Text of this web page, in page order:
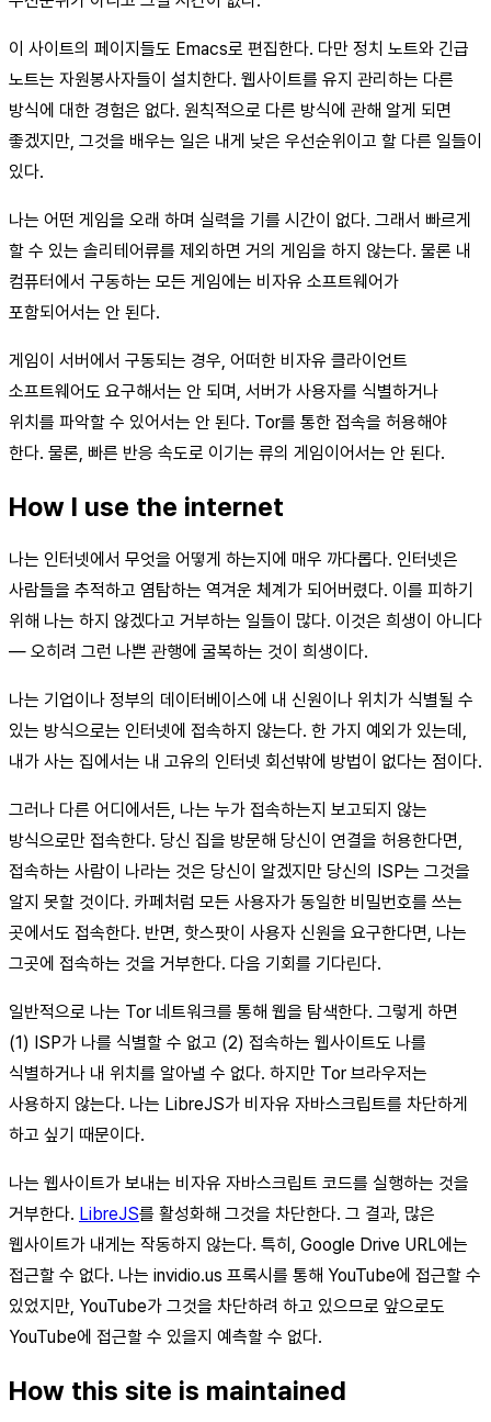
이 사이트의 페이지들도 Emacs로 편집한다. 다만 정치 노트와 긴급
노트는 자원봉사자들이 설치한다. 웹사이트를 유지 관리하는 다른
방식에 대한 경험은 없다. 원칙적으로 다른 방식에 관해 알게 되면
좋겠지만, 그것을 배우는 일은 내게 낮은 우선순위이고 할 다른 일들이
있다.
나는 어떤 게임을 오래 하며 실력을 기를 시간이 없다. 그래서 빠르게
할 수 있는 솔리테어류를 제외하면 거의 게임을 하지 않는다. 물론 내
컴퓨터에서 구동하는 모든 게임에는 비자유 소프트웨어가
포함되어서는 안 된다.
게임이 서버에서 구동되는 경우, 어떠한 비자유 클라이언트
소프트웨어도 요구해서는 안 되며, 서버가 사용자를 식별하거나
위치를 파악할 수 있어서는 안 된다. Tor를 통한 접속을 허용해야
한다. 물론, 빠른 반응 속도로 이기는 류의 게임이어서는 안 된다.
How I use the internet
나는 인터넷에서 무엇을 어떻게 하는지에 매우 까다롭다. 인터넷은
사람들을 추적하고 염탐하는 역겨운 체계가 되어버렸다. 이를 피하기
위해 나는 하지 않겠다고 거부하는 일들이 많다. 이것은 희생이 아니다
— 오히려 그런 나쁜 관행에 굴복하는 것이 희생이다.
나는 기업이나 정부의 데이터베이스에 내 신원이나 위치가 식별될 수
있는 방식으로는 인터넷에 접속하지 않는다. 한 가지 예외가 있는데,
내가 사는 집에서는 내 고유의 인터넷 회선밖에 방법이 없다는 점이다.
그러나 다른 어디에서든, 나는 누가 접속하는지 보고되지 않는
방식으로만 접속한다. 당신 집을 방문해 당신이 연결을 허용한다면,
접속하는 사람이 나라는 것은 당신이 알겠지만 당신의 ISP는 그것을
알지 못할 것이다. 카페처럼 모든 사용자가 동일한 비밀번호를 쓰는
곳에서도 접속한다. 반면, 핫스팟이 사용자 신원을 요구한다면, 나는
그곳에 접속하는 것을 거부한다. 다음 기회를 기다린다.
일반적으로 나는 Tor 네트워크를 통해 웹을 탐색한다. 그렇게 하면
(1) ISP가 나를 식별할 수 없고 (2) 접속하는 웹사이트도 나를
식별하거나 내 위치를 알아낼 수 없다. 하지만 Tor 브라우저는
사용하지 않는다. 나는 LibreJS가 비자유 자바스크립트를 차단하게
하고 싶기 때문이다.
나는 웹사이트가 보내는 비자유 자바스크립트 코드를 실행하는 것을
거부한다. LibreJS를 활성화해 그것을 차단한다. 그 결과, 많은
웹사이트가 내게는 작동하지 않는다. 특히, Google Drive URL에는
접근할 수 없다. 나는 invidio.us 프록시를 통해 YouTube에 접근할 수
있었지만, YouTube가 그것을 차단하려 하고 있으므로 앞으로도
YouTube에 접근할 수 있을지 예측할 수 없다.
How this site is maintained